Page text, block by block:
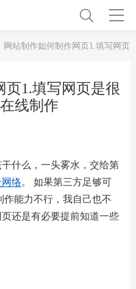
网站制作如何制作网页1.填写网页
页1.填写网页是很
线制作
什么，一头雾水，交给第
网络 。 如果第三方足够可
作能力不行，我自己也不
还是有必要提前知道一些